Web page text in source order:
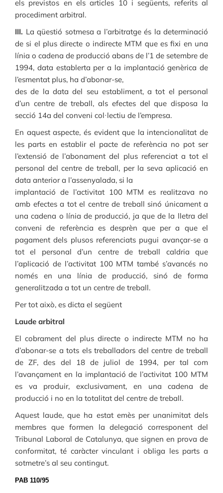
els previstos en els articles 10 i següents, referits al
procediment arbitral.
III. La qüestió sotmesa a l’arbitratge és la determinació
de si el plus directe o indirecte MTM que es fixi en una
línia o cadena de producció abans de l’1 de setembre de
1994, data establerta per a la implantació genèrica de
l’esmentat plus, ha d’abonar-se,
des de la data del seu establiment, a tot el personal
d’un centre de treball, als efectes del que disposa la
secció 14a del conveni col·lectiu de l’empresa.
En aquest aspecte, és evident que la intencionalitat de
les parts en establir el pacte de referència no pot ser
l’extensió de l’abonament del plus referenciat a tot el
personal del centre de treball, per la seva aplicació en
data anterior a l’assenyalada, si la
implantació de l’activitat 100 MTM es realitzava no
amb efectes a tot el centre de treball sinó únicament a
una cadena o línia de producció, ja que de la lletra del
conveni de referència es desprèn que per a que el
pagament dels plusos referenciats pugui avançar-se a
tot el personal d’un centre de treball caldria que
l’aplicació de l’activitat 100 MTM també s’avancés no
només en una línia de producció, sinó de forma
generalitzada a tot un centre de treball.
Per tot això, es dicta el següent
Laude arbitral
El cobrament del plus directe o indirecte MTM no ha
d’abonar-se a tots els treballadors del centre de treball
de ZF, des del 18 de juliol de 1994, per tal com
l’avançament en la implantació de l’activitat 100 MTM
es va produir, exclusivament, en una cadena de
producció i no en la totalitat del centre de treball.
Aquest laude, que ha estat emès per unanimitat dels
membres que formen la delegació corresponent del
Tribunal Laboral de Catalunya, que signen en prova de
conformitat, té caràcter vinculant i obliga les parts a
sotmetre’s al seu contingut.
PAB 110/95